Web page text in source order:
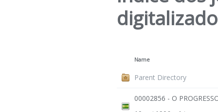
Name
Parent Directory
00002856 - O